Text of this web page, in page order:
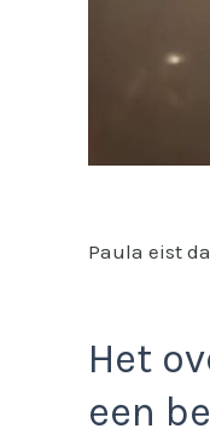
Paula eist
Het
een